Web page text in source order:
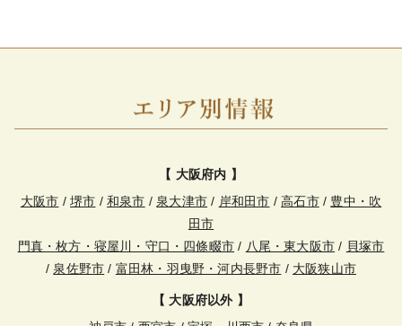
【 大阪府内 】
大阪市 /堺市 /和泉市 / 泉大津市 / 岸和田市 /高石市/ 豊中・吹
田市
門真・枚方・寝屋川・守口・四條畷市 / 八尾・東大阪市 / 貝塚市
/ 泉佐野市 / 富田林・羽曳野・河内長野市 / 大阪狭山市
【 大阪府以外 】